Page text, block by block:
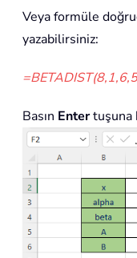
Veya formüle
yazabilirsiniz:
Basın Entertuşuna